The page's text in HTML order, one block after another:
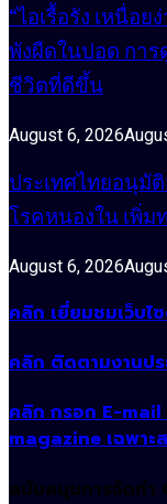
“ไอเรื้อรัง เหนื่อ
พังผืดในปอด กา
ชีวิตที่ดีขึ้น
August 6, 2026
ประเทศไทยอนุ
โรคหนองใน เพิ่
August 6, 2026
คลิก เยี่ยมชมเว็บ
คลิก ติดตามงานปร
คลิก กรอก E-
magazine เฉพาะ
สนับสนุนการจัดทำ